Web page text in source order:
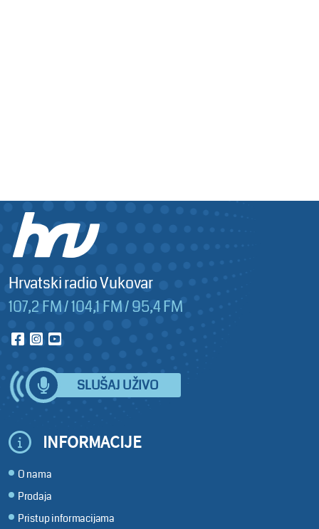
Hrvatski radio Vukovar
107,2 FM / 104,1 FM / 95,4 FM
SLUŠAJ UŽIVO
INFORMACIJE
O nama
Prodaja
Pristup informacijama